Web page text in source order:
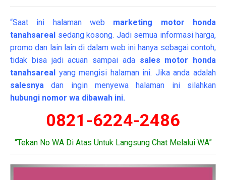
“Saat ini halaman web marketing motor
honda
tanahsareal sedang kosong. Jadi semua informasi harga,
promo dan lain lain di dalam web ini hanya sebagai contoh,
tidak bisa jadi acuan sampai ada sales motor honda
tanahsareal yang mengisi halaman ini. Jika anda adalah
salesnya dan ingin menyewa halaman ini silahkan
hubungi nomor wa dibawah ini.
0821-6224-2486
“Tekan No WA Di Atas Untuk Langsung Chat Melalui WA”